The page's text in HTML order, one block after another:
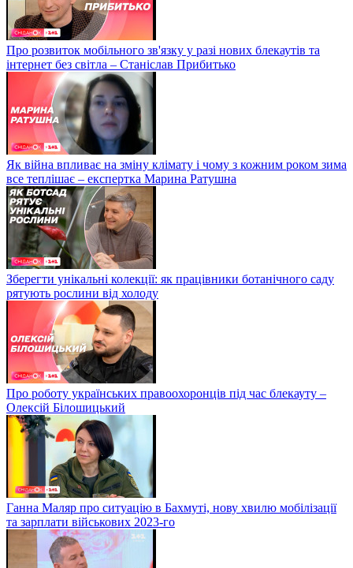
Про розвиток мобільного зв'язку у разі нових блекаутів та
інтернет без світла – Станіслав Прибитько
Як війна впливає на зміну клімату і чому з кожним роком зима
все теплішає – експертка Марина Ратушна
Зберегти унікальні колекції: як працівники ботанічного саду
рятують рослини від холоду
Про роботу українських правоохоронців під час блекауту –
Олексій Білошицький
Ганна Маляр про ситуацію в Бахмуті, нову хвилю мобілізації
та зарплати військових 2023-го